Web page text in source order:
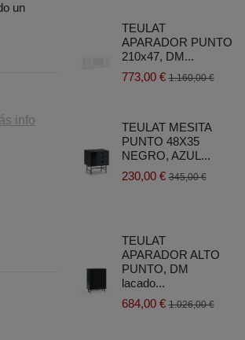
un
info
TEULAT
APARADOR PUNTO
210x47, DM...
773,00 € 1.160,00 €
TEULAT MESITA
PUNTO 48X35
NEGRO, AZUL...
230,00 € 345,00 €
TEULAT
APARADOR ALTO
PUNTO, DM
lacado...
684,00 € 1.026,00 €